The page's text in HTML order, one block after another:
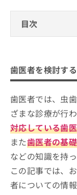
目次
千葉市稲
5選
てらす歯
ひるた歯
しのはら
稲毛三田歯
稲毛おと
【歯医者
者への通
歯医者を検討す
歯医者では、虫
ざまな診療が行
対応している歯
また歯医者の基
などの知識を持
この記事では、
者についての情
ら
載
情
の
修
正
は
こ
ち
ら
そ
情
充
の
申
し
込
み
は
ち
ら